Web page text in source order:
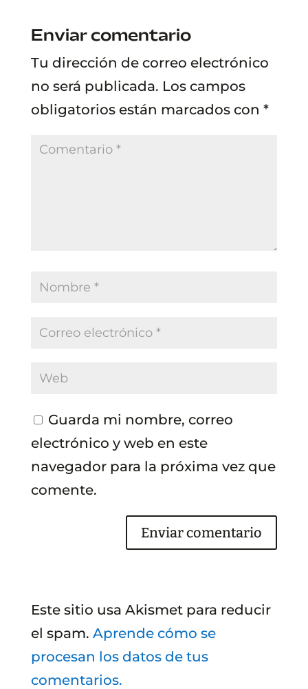
Enviar comentario
Tu dirección de correo electrónico
no será publicada. Los campos
obligatorios están marcados con *
Guarda mi nombre, correo
electrónico y web en este
navegador para la próxima vez que
comente.
Este sitio usa Akismet para reducir
el spam. Aprende cómo se
procesan los datos de tus
comentarios.